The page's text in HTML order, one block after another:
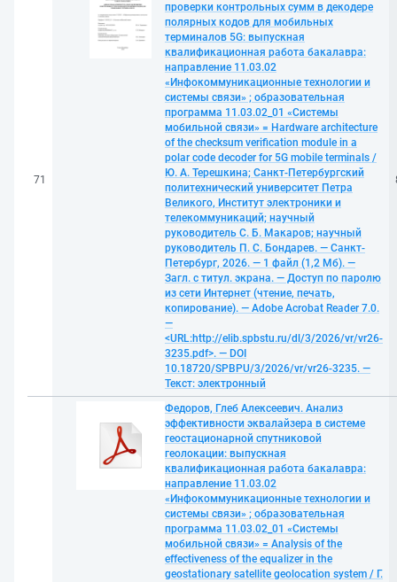
71
проверки контрольных сумм в декодере
полярных кодов для мобильных
терминалов 5G: выпускная
квалификационная работа бакалавра:
направление 11.03.02
«Инфокоммуникационные технологии и
системы связи» ; образовательная
программа 11.03.02_01 «Системы
мобильной связи» = Hardware architecture
of the checksum verification module in a
polar code decoder for 5G mobile terminals /
Ю. А. Терешкина; Санкт-Петербургский
политехнический университет Петра
Великого, Институт электроники и
телекоммуникаций; научный
руководитель С. Б. Макаров; научный
руководитель П. С. Бондарев. — Санкт-
Петербург, 2026. — 1 файл (1,2 Мб). —
Загл. с титул. экрана. — Доступ по паролю
из сети Интернет (чтение, печать,
копирование). — Adobe Acrobat Reader 7.0.
—
<URL:http://elib.spbstu.ru/dl/3/2026/vr/vr26-
3235.pdf>. — DOI
10.18720/SPBPU/3/2026/vr/vr26-3235. —
Текст: электронный
Федоров, Глеб Алексеевич. Анализ
эффективности эквалайзера в системе
геостационарной спутниковой
геолокации: выпускная
квалификационная работа бакалавра:
направление 11.03.02
«Инфокоммуникационные технологии и
системы связи» ; образовательная
программа 11.03.02_01 «Системы
мобильной связи» = Analysis of the
effectiveness of the equalizer in the
geostationary satellite geolocation system / Г.